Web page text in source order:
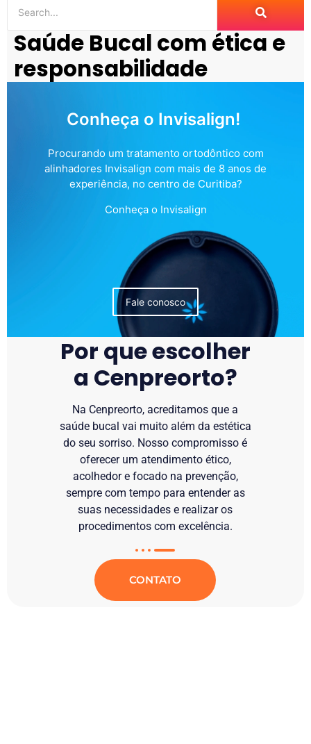
Saúde Bucal com ética e
responsabilidade
Conheça o Invisalign!
Procurando um tratamento ortodôntico com
alinhadores Invisalign com mais de 8 anos de
experiência, no centro de Curitiba?
Conheça o Invisalign
Fale conosco
Por que escolher
a Cenpreorto?
Na Cenpreorto, acreditamos que a
saúde bucal vai muito além da estética
do seu sorriso. Nosso compromisso é
oferecer um atendimento ético,
acolhedor e focado na prevenção,
sempre com tempo para entender as
suas necessidades e realizar os
procedimentos com excelência.
CONTATO